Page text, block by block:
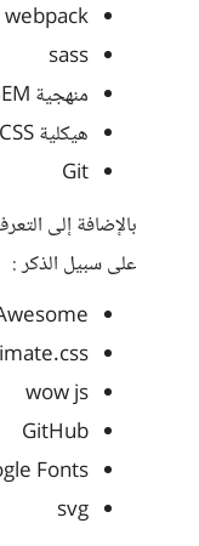
webpack
sass
منهجية BEM
هيكلية ITCSS
Git
بالإضافة إلى
على سبيل الذكر :
wow js
GitHub
Fonts
svg